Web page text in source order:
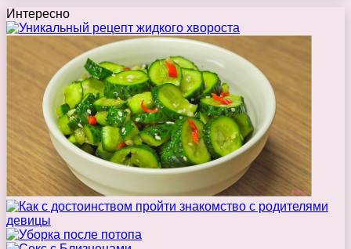
Интересно